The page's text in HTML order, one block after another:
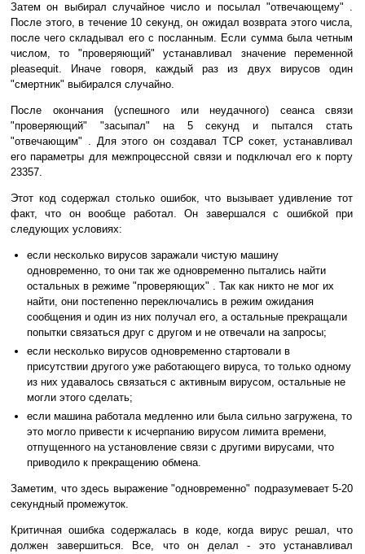
Затем он выбирал случайное число и посылал "отвечающему" .
После этого, в течение 10 секунд, он ожидал возврата этого числа,
после чего складывал его с посланным. Если сумма была четным
числом, то "проверяющий" устанавливал значение переменной
pleasequit. Иначе говоря, каждый раз из двух вирусов один
"смертник" выбирался случайно.
После окончания (успешного или неудачного) сеанса связи
"проверяющий" "засыпал" на 5 секунд и пытался стать
"отвечающим" . Для этого он создавал TCP сокет, устанавливал
его параметры для межпроцессной связи и подключал его к порту
23357.
Этот код содержал столько ошибок, что вызывает удивление тот
факт, что он вообще работал. Он завершался с ошибкой при
следующих условиях:
если несколько вирусов заражали чистую машину
одновременно, то они так же одновременно пытались найти
остальных в режиме "проверяющих" . Так как никто не мог их
найти, они постепенно переключались в режим ожидания
сообщения и один из них получал его, а остальные прекращали
попытки связаться друг с другом и не отвечали на запросы;
если несколько вирусов одновременно стартовали в
присутствии другого уже работающего вируса, то только одному
из них удавалось связаться с активным вирусом, остальные не
могли этого сделать;
если машина работала медленно или была сильно загружена, то
это могло привести к исчерпанию вирусом лимита времени,
отпущенного на установление связи с другими вирусами, что
приводило к прекращению обмена.
Заметим, что здесь выражение "одновременно" подразумевает 5-20
секундный промежуток.
Критичная ошибка содержалась в коде, когда вирус решал, что
должен завершиться. Все, что он делал - это устанавливал